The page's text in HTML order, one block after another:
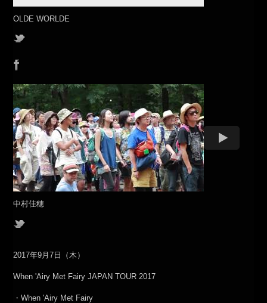
OLDE WORLDE
中村佳穂
2017年9月7日（木）
When 'Airy Met Fairy JAPAN TOUR 2017
・When 'Airy Met Fairy